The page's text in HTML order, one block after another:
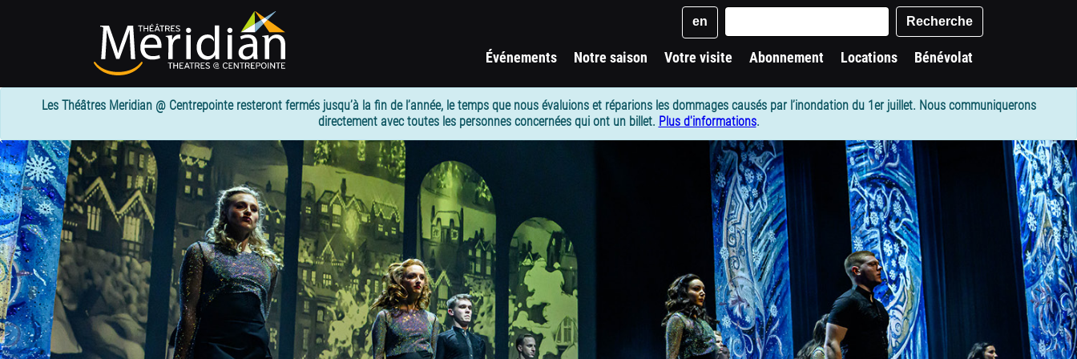
en
Keywords
Événements Notre saison Votre visite Abonnement Locations Bénévolat
Les Théâtres Meridian @ Centrepointe resteront fermés jusqu’à la fin de l’année, le temps que nous évaluions et réparions les dommages causés par l’inondation du 1er juillet. Nous communiquerons
directement avec toutes les personnes concernées qui ont un billet. Plus d'informations.